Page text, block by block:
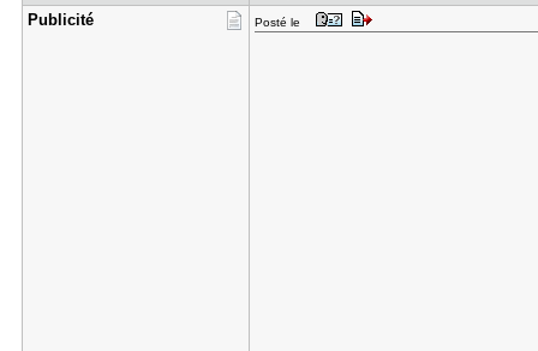
Publicité Posté le